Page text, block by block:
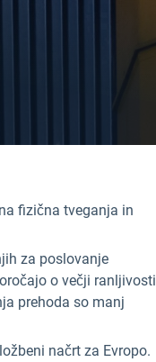
fizična tveganja in
za poslovanje
o večji ranljivosti
prehoda so manj
načrt za Evropo.